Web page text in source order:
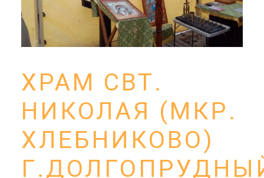
ХРАМ СВТ.
НИКОЛАЯ (МКР.
ХЛЕБНИКОВО)